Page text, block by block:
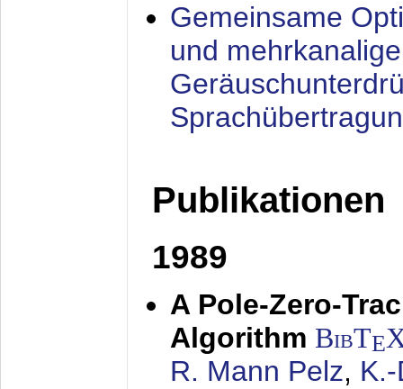
Gemeinsame
und
Publikationen
1989
A Pole-Zero-
Algorithm BibTE
R. Mann Pelz,